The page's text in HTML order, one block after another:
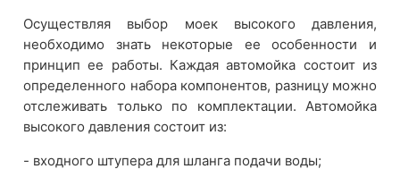
Осуществляя выбор моек высокого давления,
необходимо знать некоторые ее особенности и
принцип ее работы. Каждая автомойка состоит из
определенного набора компонентов, разницу можно
отслеживать только по комплектации. Автомойка
высокого давления состоит из:
- входного штупера для шланга подачи воды;